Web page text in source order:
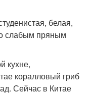
белая,
слабым пряным
кухне,
коралловый гриб
Сейчас в Китае